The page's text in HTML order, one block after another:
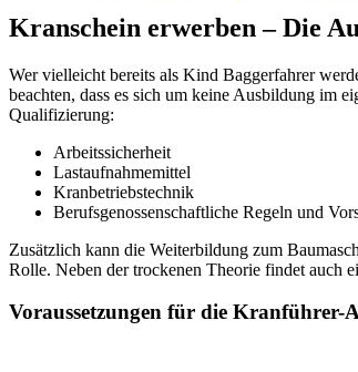
Kranschein erwerben – Die
Wer vielleicht bereits als Kind Baggerfahrer
beachten, dass es sich um keine Ausbildung im
Qualifizierung:
Arbeitssicherheit
Lastaufnahmemittel
Kranbetriebstechnik
Berufsgenossenschaftliche Regeln und
Zusätzlich kann die Weiterbildung zum
Rolle. Neben der trockenen Theorie findet auch
Voraussetzungen für die Kranführer-